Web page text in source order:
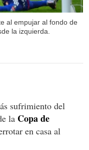
al empujar al fondo de
la izquierda.
sufrimiento del
la Copa de
en casa al